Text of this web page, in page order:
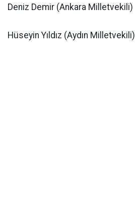
​Deniz Demir (Ankara Milletvekili)
​Hüseyin Yıldız (Aydın Milletvekili)